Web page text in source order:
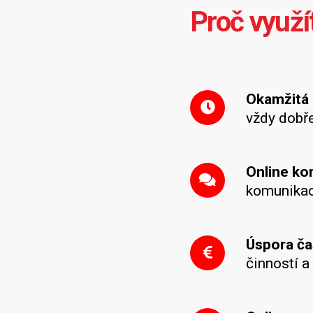
Proč
vždy
Online
Úspora
činností a